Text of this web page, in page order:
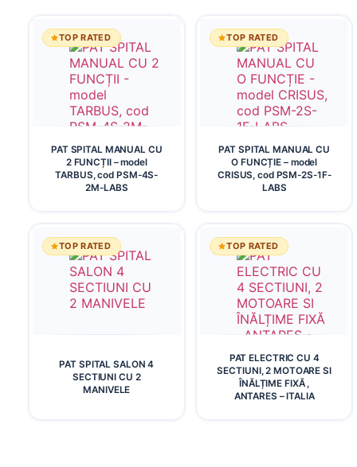
TOP RATED
PAT SPITAL MANUAL CU
2 FUNCȚII – model
TARBUS, cod PSM-4S-
2M-LABS
TOP RATED
PAT SPITAL MANUAL CU
O FUNCȚIE – model
CRISUS, cod PSM-2S-1F-
LABS
TOP RATED
PAT SPITAL SALON 4
SECTIUNI CU 2
MANIVELE
TOP RATED
PAT ELECTRIC CU 4
SECTIUNI, 2 MOTOARE SI
ÎNĂLȚIME FIXĂ ,
ANTARES – ITALIA